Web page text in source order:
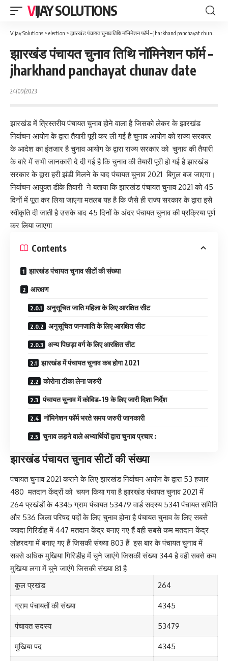
VIJAY SOLUTIONS
Vijay Solutions > election > झारखंड पंचायत चुनाव तिथि नॉमिनेशन फॉर्म – jharkhand panchayat chunav date
झारखंड पंचायत चुनाव तिथि नॉमिनेशन फॉर्म –
jharkhand panchayat chunav date
24/09/2023
झारखंड में त्रिस्तरीय पंचायत चुनाव होने वाला है जिसको लेकर के झारखंड
निर्वाचन आयोग के द्वारा तैयारी पूरी कर ली गई है चुनाव आयोग को राज्य सरकार
के आदेश का इंतजार है चुनाव आयोग के द्वारा राज्य सरकार को चुनाव की तैयारी
के बारे में सभी जानकारी दे दी गई है कि चुनाव की तैयारी पूरी हो गई है झारखंड
सरकार के द्वारा हरी झंडी मिलने के बाद पंचायत चुनाव 2021 बिगुल बज जाएगा।
निर्वाचन आयुक्त डीके तिवारी ने बताया कि झारखंड पंचायत चुनाव 2021 को 45
दिनों में पूरा कर लिया जाएगा मतलब यह है कि जैसे ही राज्य सरकार के द्वारा इसे
स्वीकृति दी जाती है उसके बाद 45 दिनों के अंदर पंचायत चुनाव की प्रक्रिया पूर्ण
कर लिया जाएगा
Contents
झारखंड पंचायत चुनाव सीटों की संख्या
आरक्षण
अनुसूचित जाति महिला के लिए आरक्षित सीट
अनुसूचित जनजाति के लिए आरक्षित सीट
अन्य पिछड़ा वर्ग के लिए आरक्षित सीट
झारखंड में पंचायत चुनाव कब होगा 2021
कोरोना टीका लेना जरुरी
पंचायत चुनाव में कोविड-19 के लिए जारी दिशा निर्देश
नॉमिनेशन फॉर्म भरते समय जरुरी जानकारी
चुनाव लड़ने वाले अभ्यार्थियों द्वारा चुनाव प्रचार :
झारखंड पंचायत चुनाव सीटों की संख्या
पंचायत चुनाव 2021 कराने के लिए झारखंड निर्वाचन आयोग के द्वारा 53 हजार
480 मतदान केंद्रों को चयन किया गया है झारखंड पंचायत चुनाव 2021 में
264 प्रखंडों के 4345 ग्राम पंचायत 53479 वार्ड सदस्य 5341 पंचायत समिति
और 536 जिला परिषद पदों के लिए चुनाव होना है पंचायत चुनाव के लिए सबसे
ज्यादा गिरिडीह में 447 मतदान केंद्र बनाए गए हैं वही सबसे कम मतदान केंद्र
लोहरदगा में बनाए गए हैं जिसकी संख्या 803 हैं इस बार के पंचायत चुनाव में
सबसे अधिक मुखिया गिरिडीह में चुने जाएंगे जिसकी संख्या 344 है वही सबसे कम
मुखिया लगा में चुने जाएंगे जिसकी संख्या 81 है
कुल प्रखंड
264
ग्राम पंचायतों की संख्या 4345
पंचायत सदस्य 53479
मुखिया पद 4345